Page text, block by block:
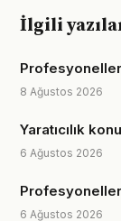
İlgili
8 Ağustos 2026
Yaratıcılık
6 Ağustos 2026
6 Ağustos 2026